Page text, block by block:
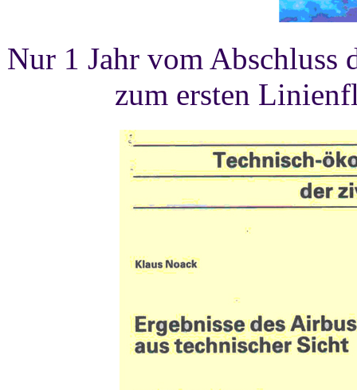
Nur 1 Jahr vom Abschluss
zum ersten